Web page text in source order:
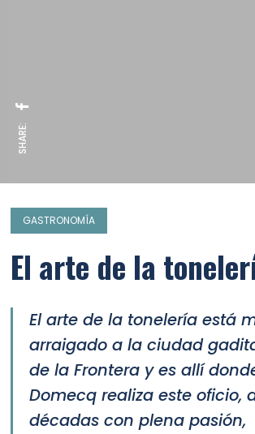
SHARE:
GASTRONOMÍA
El arte de la
El arte de la tonelería está
arraigado a la ciudad
de la Frontera y es allí
Domecq realiza este oficio,
décadas con plena